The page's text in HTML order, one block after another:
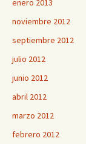
enero 2013
noviembre 2012
septiembre 2012
julio 2012
junio 2012
abril 2012
marzo 2012
febrero 2012